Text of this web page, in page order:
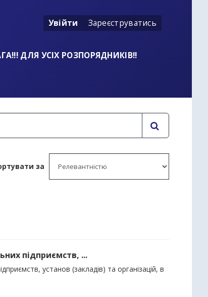
Увійти Зареєструватись
ДЛЯ УСІХ РОЗПОРЯДНИКІВ!!
за
підприємств, ...
установ (закладів) та організацій, в